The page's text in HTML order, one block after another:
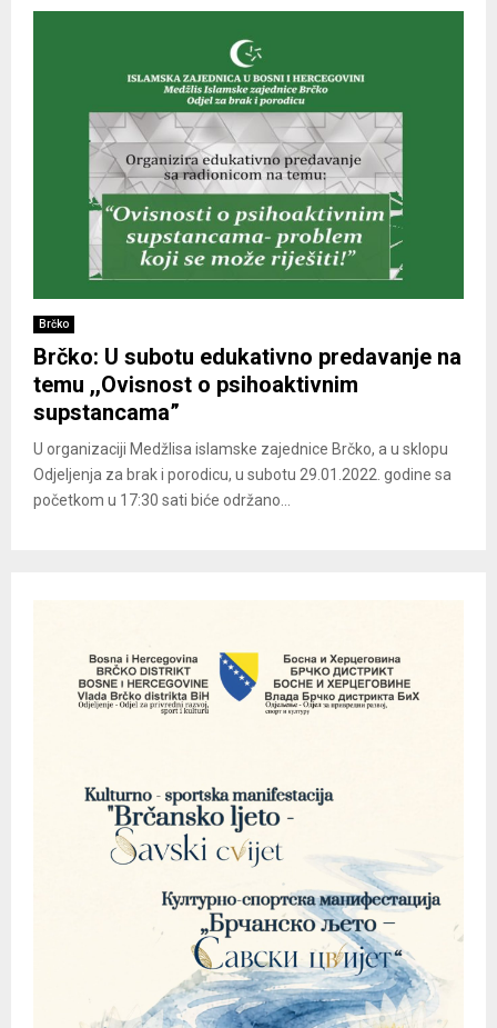
Brčko
Brčko: U subotu edukativno predavanje na
temu ,,Ovisnost o psihoaktivnim
supstancama”
U organizaciji Medžlisa islamske zajednice Brčko, a u sklopu
Odjeljenja za brak i porodicu, u subotu 29.01.2022. godine sa
početkom u 17:30 sati biće održano...